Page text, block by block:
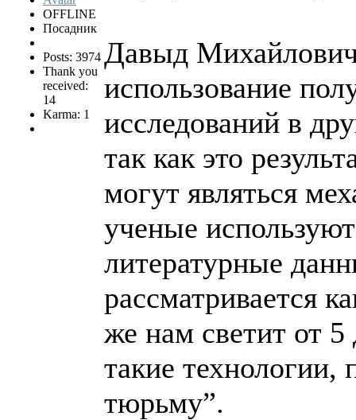
OFFLINE
Посадник
Posts: 3974
Thank you
received:
14
Karma: 1
Давыд
использование
исследований в
так как это
могут являться
ученые
литературные
рассматривается
же нам светит от
такие
тюрьму”.